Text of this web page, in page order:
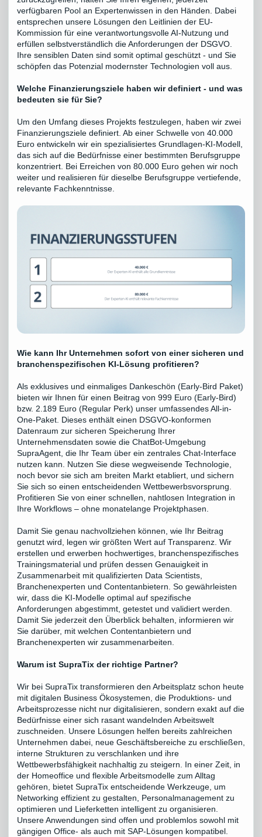
verfügbaren Pool an Expertenwissen in den Händen. Dabei
entsprechen unsere Lösungen den Leitlinien der EU-
Kommission für eine verantwortungsvolle AI-Nutzung und
erfüllen selbstverständlich die Anforderungen der DSGVO.
Ihre sensiblen Daten sind somit optimal geschützt - und Sie
schöpfen das Potenzial modernster Technologien voll aus.
Welche Finanzierungsziele haben wir definiert - und was
bedeuten sie für Sie?
Um den Umfang dieses Projekts festzulegen, haben wir zwei
Finanzierungsziele definiert. Ab einer Schwelle von 40.000
Euro entwickeln wir ein spezialisiertes Grundlagen-KI-Modell,
das sich auf die Bedürfnisse einer bestimmten Berufsgruppe
konzentriert. Bei Erreichen von 80.000 Euro gehen wir noch
weiter und realisieren für dieselbe Berufsgruppe vertiefende,
relevante Fachkenntnisse.
Wie kann Ihr Unternehmen sofort von einer sicheren und
branchenspezifischen KI-Lösung profitieren?
Als exklusives und einmaliges Dankeschön (Early-Bird Paket)
bieten wir Ihnen für einen Beitrag von 999 Euro (Early-Bird)
bzw. 2.189 Euro (Regular Perk) unser umfassendes All-in-
One-Paket. Dieses enthält einen DSGVO-konformen
Datenraum zur sicheren Speicherung Ihrer
Unternehmensdaten sowie die ChatBot-Umgebung
SupraAgent, die Ihr Team über ein zentrales Chat-Interface
nutzen kann. Nutzen Sie diese wegweisende Technologie,
noch bevor sie sich am breiten Markt etabliert, und sichern
Sie sich so einen entscheidenden Wettbewerbsvorsprung.
Profitieren Sie von einer schnellen, nahtlosen Integration in
Ihre Workflows – ohne monatelange Projektphasen.
Damit Sie genau nachvollziehen können, wie Ihr Beitrag
genutzt wird, legen wir größten Wert auf Transparenz. Wir
erstellen und erwerben hochwertiges, branchenspezifisches
Trainingsmaterial und prüfen dessen Genauigkeit in
Zusammenarbeit mit qualifizierten Data Scientists,
Branchenexperten und Contentanbietern. So gewährleisten
wir, dass die KI-Modelle optimal auf spezifische
Anforderungen abgestimmt, getestet und validiert werden.
Damit Sie jederzeit den Überblick behalten, informieren wir
Sie darüber, mit welchen Contentanbietern und
Branchenexperten wir zusammenarbeiten.
Warum ist SupraTix der richtige Partner?
Wir bei SupraTix transformieren den Arbeitsplatz schon heute
mit digitalen Business Ökosystemen, die Produktions- und
Arbeitsprozesse nicht nur digitalisieren, sondern exakt auf die
Bedürfnisse einer sich rasant wandelnden Arbeitswelt
zuschneiden. Unsere Lösungen helfen bereits zahlreichen
Unternehmen dabei, neue Geschäftsbereiche zu erschließen,
interne Strukturen zu verschlanken und ihre
Wettbewerbsfähigkeit nachhaltig zu steigern. In einer Zeit, in
der Homeoffice und flexible Arbeitsmodelle zum Alltag
gehören, bietet SupraTix entscheidende Werkzeuge, um
Networking effizient zu gestalten, Personalmanagement zu
optimieren und Lieferketten intelligent zu organisieren.
Unsere Anwendungen sind offen und problemlos sowohl mit
gängigen Office- als auch mit SAP-Lösungen kompatibel.